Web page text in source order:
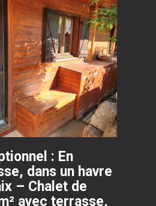
: En
dans un havre
– Chalet de
avec terrasse,